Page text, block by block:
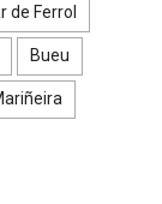
de Ferrol
Bueu